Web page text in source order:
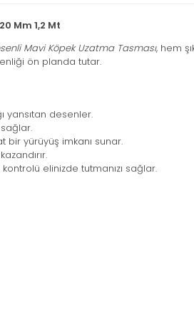
Mm 1,2 Mt
Mavi Köpek Uzatma Tasması, hem
ön planda tutar.
yansıtan desenler.
sağlar.
bir yürüyüş imkanı sunar.
elinizde tutmanızı sağlar.